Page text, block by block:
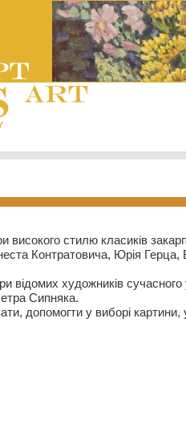
високого стилю класиків
Контратовича, Юрія
відомих художників
Сипняка.
допомогти у виборі картини,